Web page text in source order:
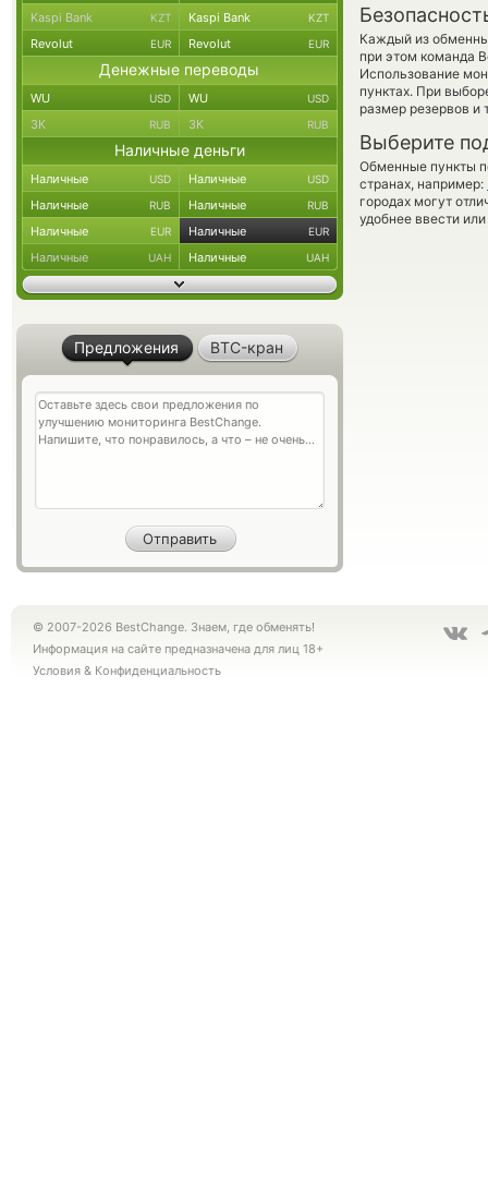
Каждый из
при этом команда
Использование
пунктах. При
размер резервов и
Выберите
Обменные пункты
странах, например:
городах могут
удобнее ввести
Kaspi Bank KZT Kaspi Bank KZT
Revolut EUR Revolut EUR
Денежные переводы
WU USD WU USD
ЗК RUB ЗК RUB
Наличные деньги
Наличные USD Наличные USD
Наличные RUB Наличные RUB
Наличные EUR Наличные EUR
Наличные UAH Наличные UAH
Предложения BTC-кран
© 2007-2026 BestChange. Знаем, где обменять!
Информация на сайте предназначена для лиц 18+
Условия & Конфиденциальность